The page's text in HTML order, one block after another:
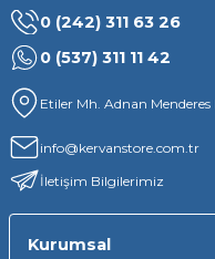
0 (242) 311 63 26
0 (537) 311 11 42
Etiler Mh. Adnan
info@kervanstore.com.tr
İletişim Bilgilerimiz
Kurumsal